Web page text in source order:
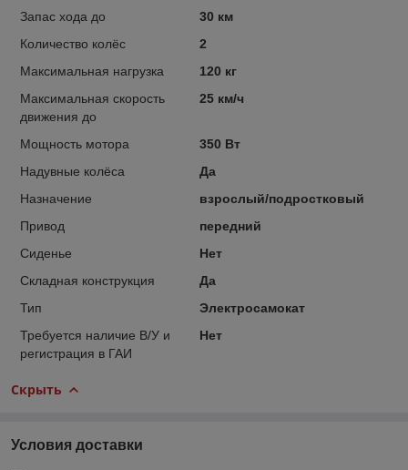
Запас хода до
30 км
Количество колёс
2
Максимальная нагрузка
120 кг
Максимальная скорость
движения до
25 км/ч
Мощность мотора
350 Вт
Надувные колёса
Да
Назначение
взрослый/подростковый
Привод
передний
Сиденье
Нет
Складная конструкция
Да
Тип
Электросамокат
Требуется наличие В/У и
регистрация в ГАИ
Нет
Скрыть
Условия доставки